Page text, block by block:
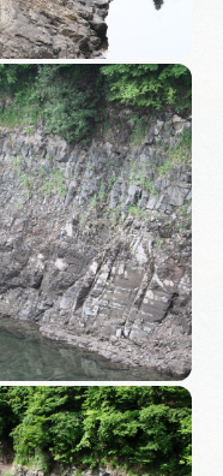
Ｔ岐阜県」
ンペーン
ガイド
皆様へ